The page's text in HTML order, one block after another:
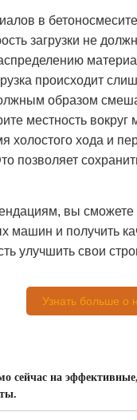
в
загрузки не
происходит
образом
местность
холостого хода и
позволяет
вы
машин и получить
улучшить свои
Узнать больше о
сейчас на